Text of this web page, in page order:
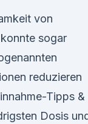
von
sogar
reduzieren
Tipps &
Dosis